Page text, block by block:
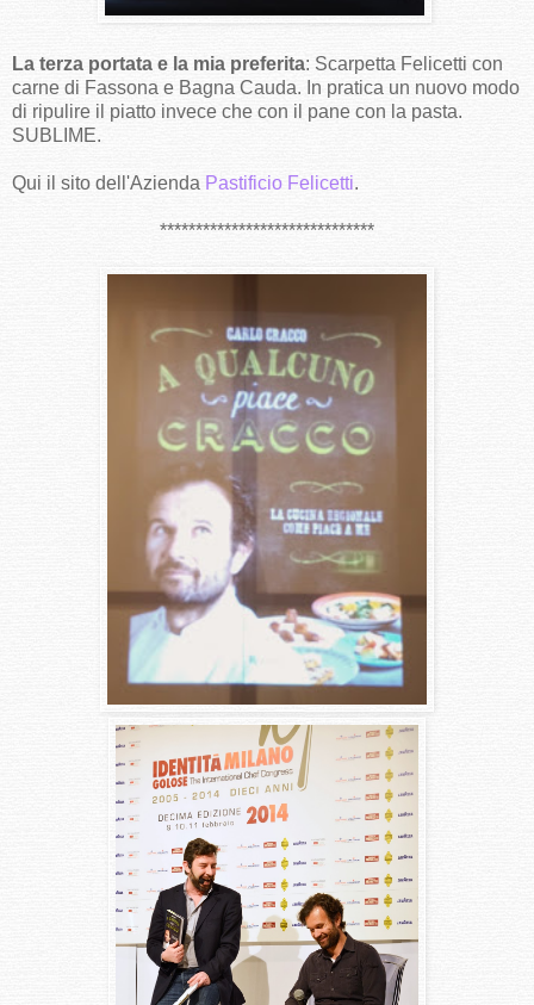
La terza portata e la mia preferita: Scarpetta Felicetti con
carne di Fassona e Bagna Cauda. In pratica un nuovo modo
di ripulire il piatto invece che con il pane con la pasta.
SUBLIME.
Qui il sito dell'Azienda Pastificio Felicetti.
******************************